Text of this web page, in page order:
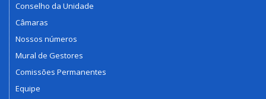
Conselho da Unidade
Câmaras
Nossos números
Mural de Gestores
Comissões Permanentes
Equipe